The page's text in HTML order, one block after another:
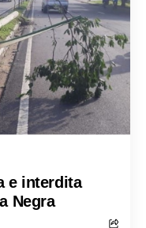
e interdita
Negra